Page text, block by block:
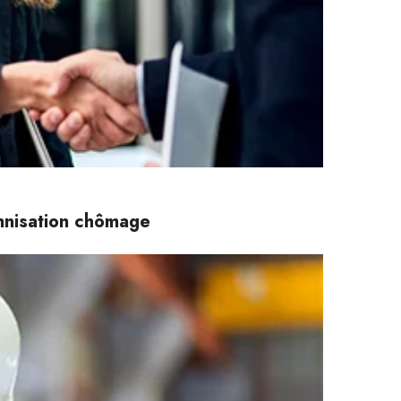
chômage